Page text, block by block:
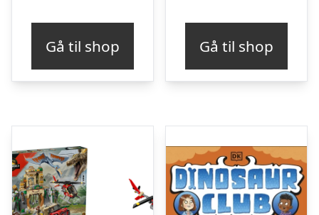
var:
kr. 239,00.kr. 179,00.
Gå til shop Gå til shop